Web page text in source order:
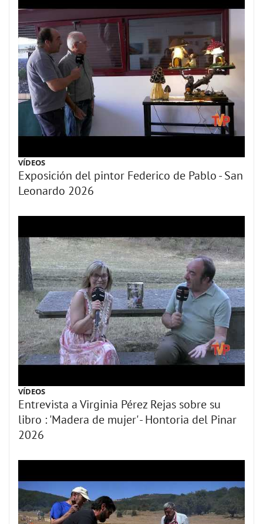
VÍDEOS
Exposición del pintor Federico de Pablo - San
Leonardo 2026
VÍDEOS
Entrevista a Virginia Pérez Rejas sobre su
libro : 'Madera de mujer' - Hontoria del Pinar
2026